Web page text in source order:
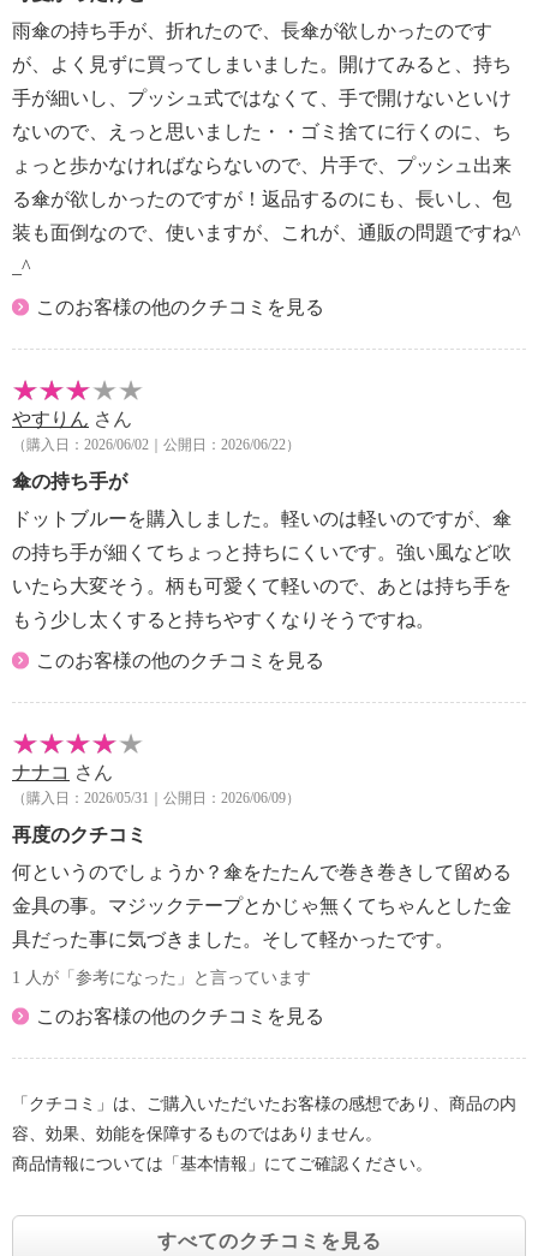
雨傘の持ち手が、折れたので、長傘が欲しかったのです
が、よく見ずに買ってしまいました。開けてみると、持ち
手が細いし、プッシュ式ではなくて、手で開けないといけ
ないので、えっと思いました・・ゴミ捨てに行くのに、ち
ょっと歩かなければならないので、片手で、プッシュ出来
る傘が欲しかったのですが！返品するのにも、長いし、包
装も面倒なので、使いますが、これが、通販の問題ですね^
_^
このお客様の他のクチコミを見る
やすりん さん
（購入日：2026/06/02｜公開日：2026/06/22）
傘の持ち手が
ドットブルーを購入しました。軽いのは軽いのですが、傘
の持ち手が細くてちょっと持ちにくいです。強い風など吹
いたら大変そう。柄も可愛くて軽いので、あとは持ち手を
もう少し太くすると持ちやすくなりそうですね。
このお客様の他のクチコミを見る
ナナコ さん
（購入日：2026/05/31｜公開日：2026/06/09）
再度のクチコミ
何というのでしょうか？傘をたたんで巻き巻きして留める
金具の事。マジックテープとかじゃ無くてちゃんとした金
具だった事に気づきました。そして軽かったです。
1 人が「参考になった」と言っています
このお客様の他のクチコミを見る
「クチコミ」は、ご購入いただいたお客様の感想であり、商品の内
容、効果、効能を保障するものではありません。
商品情報については「基本情報」にてご確認ください。
すべてのクチコミを見る